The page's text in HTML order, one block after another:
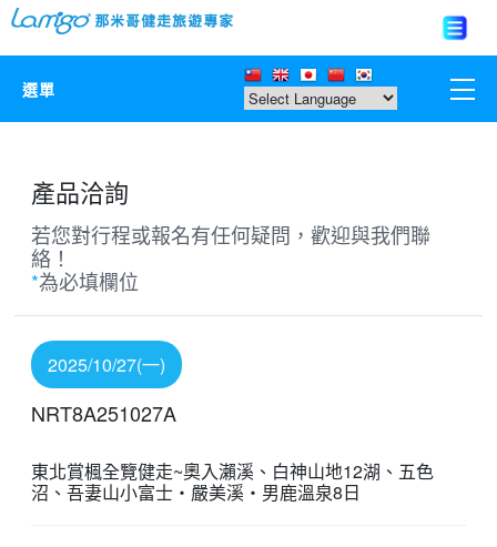
選單
中國
日本
歐美紐澳
夯講座
產品洽詢
若您對行程或報名有任何疑問，歡迎與我們聯
絡！
*為必填欄位
2025/10/27(一)
NRT8A251027A
東北賞楓全覽健走~奧入瀨溪、白神山地12湖、五色
沼、吾妻山小富士‧嚴美溪‧男鹿溫泉8日